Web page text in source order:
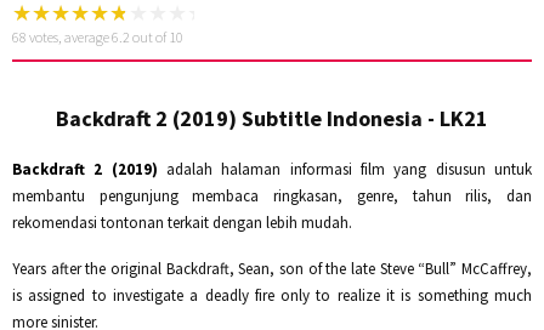
68 votes, average6.2 out of 10
Backdraft 2 (2019) Subtitle Indonesia - LK21
Backdraft 2 (2019) adalah halaman informasi film yang disusun untuk
membantu pengunjung membaca ringkasan, genre, tahun rilis, dan
rekomendasi tontonan terkait dengan lebih mudah.
Years after the original Backdraft, Sean, son of the late Steve “Bull” McCaffrey,
is assigned to investigate a deadly fire only to realize it is something much
more sinister.